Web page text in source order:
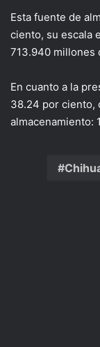
Esta fuente de
ciento, su escala
713.940 millones
En cuanto a la
38.24 por ciento,
almacenamiento: